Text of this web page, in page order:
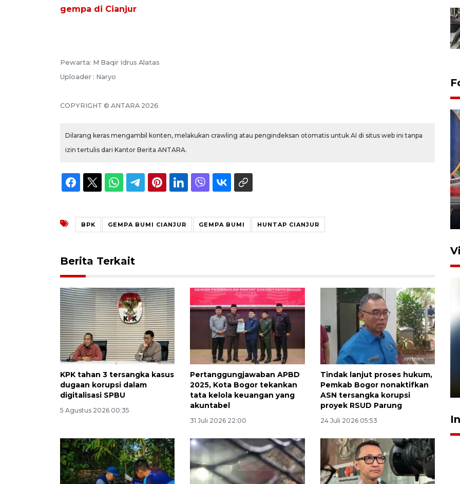
gempa di Cianjur
Pewarta: M Baqir Idrus Alatas
Uploader : Naryo
COPYRIGHT © ANTARA 2026
Dilarang keras mengambil konten, melakukan crawling atau pengindeksan otomatis untuk AI di situs web ini tanpa
izin tertulis dari Kantor Berita ANTARA.
BPK GEMPA BUMI CIANJUR GEMPA BUMI HUNTAP CIANJUR
Berita Terkait
KPK tahan 3 tersangka kasus
dugaan korupsi dalam
digitalisasi SPBU
5 Agustus 2026 00:35
Pertanggungjawaban APBD
2025, Kota Bogor tekankan
tata kelola keuangan yang
akuntabel
31 Juli 2026 22:00
Tindak lanjut proses hukum,
Pemkab Bogor nonaktifkan
ASN tersangka korupsi
proyek RSUD Parung
24 Juli 2026 05:53
12 Juni 2026 18:49
Pelanggan Filaha Farm setia
sampai 8 tahan?
1 Juni 2026 05:47